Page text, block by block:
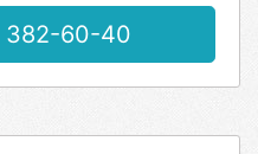
60-40